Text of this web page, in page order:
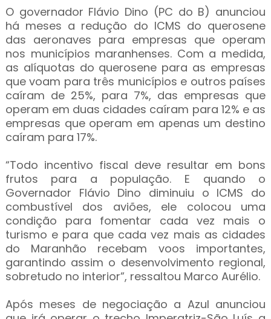
O governador Flávio Dino (PC do B) anunciou
há meses a redução do ICMS do querosene
das aeronaves para empresas que operam
nos municípios maranhenses. Com a medida,
as alíquotas do querosene para as empresas
que voam para três municípios e outros países
caíram de 25%, para 7%, das empresas que
operam em duas cidades caíram para 12% e as
empresas que operam em apenas um destino
caíram para 17%.
“Todo incentivo fiscal deve resultar em bons
frutos para a população. E quando o
Governador Flávio Dino diminuiu o ICMS do
combustível dos aviões, ele colocou uma
condição para fomentar cada vez mais o
turismo e para que cada vez mais as cidades
do Maranhão recebam voos importantes,
garantindo assim o desenvolvimento regional,
sobretudo no interior”, ressaltou Marco Aurélio.
Após meses de negociação a Azul anunciou